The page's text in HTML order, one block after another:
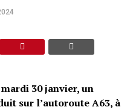
30 janvier, un
sur l’autoroute A63, à